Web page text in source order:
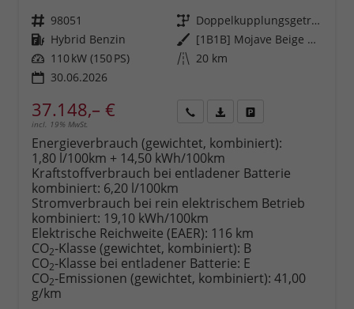
Fahrzeugnr. 98051 Getriebe
Doppelkupplungsgetriebe (DSG)
Kraftstoff Hybrid Benzin Außenfarbe
[1B1B] Mojave Beige Metallic
Leistung 110 kW (150 PS) Kilometerstand 20 km
30.06.2026
37.148,– €
incl. 19% MwSt.
anfordernDatei,
Fahrzeugexposé
drucken
drucken,
parken
oder
vergleichen
Energieverbrauch (gewichtet, kombiniert):
1,80 l/100km + 14,50 kWh/100km
Kraftstoffverbrauch bei entladener Batterie
kombiniert: 6,20 l/100km
Stromverbrauch bei rein elektrischem Betrieb
kombiniert: 19,10 kWh/100km
Elektrische Reichweite (EAER): 116 km
CO2-Klasse (gewichtet, kombiniert): B
CO2-Klasse bei entladener Batterie: E
CO2-Emissionen (gewichtet, kombiniert): 41,00
g/km